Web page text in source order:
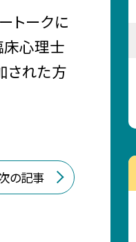
トークに
床心理士
された方
の記事